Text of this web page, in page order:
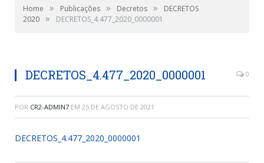
Home » Publicações » Decretos »
DECRETOS
2020 » DECRETOS_4.477_2020_0000001
DECRETOS_4.477_2020_0000001 0
POR CR2-ADMIN7 EM 25 DE AGOSTO DE 2021
DECRETOS_4.477_2020_0000001